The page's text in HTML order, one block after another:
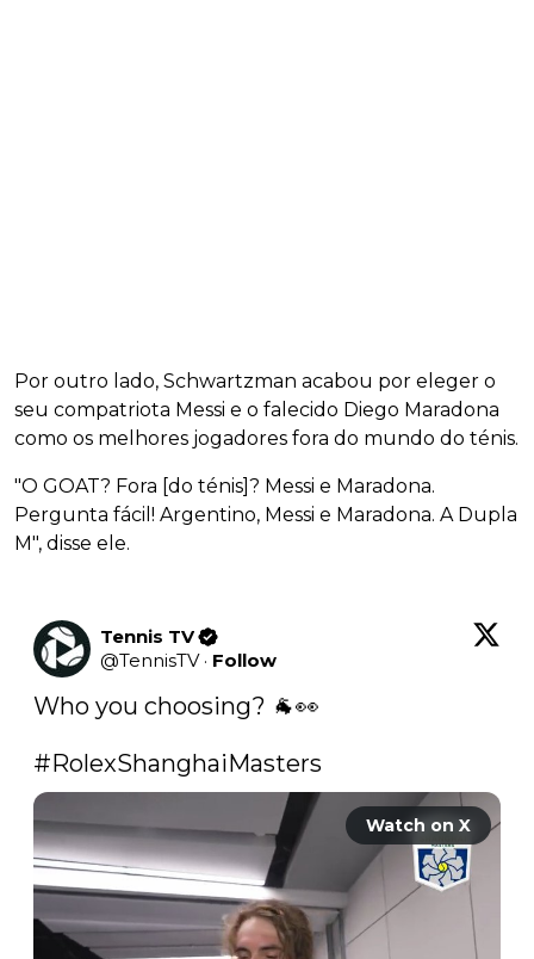
Por outro lado, Schwartzman acabou por eleger o
seu compatriota Messi e o falecido Diego Maradona
como os melhores jogadores fora do mundo do ténis.
"O GOAT? Fora [do ténis]? Messi e Maradona.
Pergunta fácil! Argentino, Messi e Maradona. A Dupla
M", disse ele.
Tennis TV
@TennisTV · Follow
Who you choosing? 🐐👀
#RolexShanghaiMasters
Watch on X